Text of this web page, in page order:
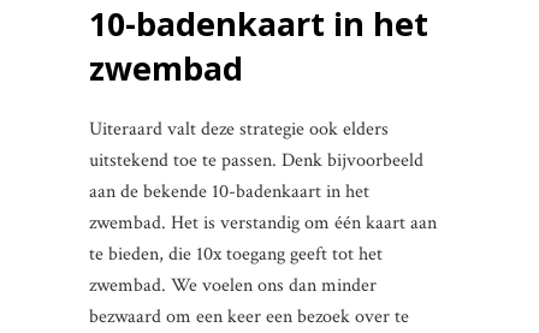
10-badenkaart in het
zwembad
Uiteraard valt deze strategie ook elders
uitstekend toe te passen. Denk bijvoorbeeld
aan de bekende 10-badenkaart in het
zwembad. Het is verstandig om één kaart aan
te bieden, die 10x toegang geeft tot het
zwembad. We voelen ons dan minder
bezwaard om een keer een bezoek over te